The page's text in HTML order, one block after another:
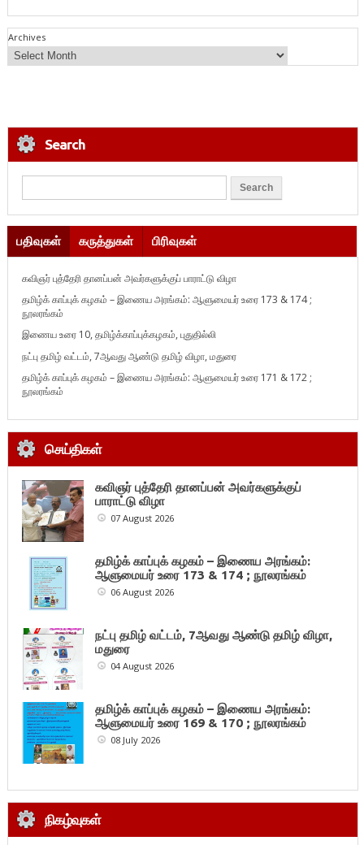
Archives
Search
பதிவுகள் கருத்துகள் பிரிவுகள்
கவிஞர் புத்தேரி தானப்பன் அவர்களுக்குப் பாராட்டு விழா
தமிழ்க் காப்புக் கழகம் – இணைய அரங்கம்: ஆளுமையர் உரை 173 & 174 ;
நூலரங்கம்
இணைய உரை 10, தமிழ்க்காப்புக்கழகம், புதுதில்லி
நட்பு தமிழ் வட்டம், 7ஆவது ஆண்டு தமிழ் விழா, மதுரை
தமிழ்க் காப்புக் கழகம் – இணைய அரங்கம்: ஆளுமையர் உரை 171 & 172 ;
நூலரங்கம்
செய்திகள்
கவிஞர் புத்தேரி தானப்பன் அவர்களுக்குப்
பாராட்டு விழா
07 August 2026
தமிழ்க் காப்புக் கழகம் – இணைய அரங்கம்:
ஆளுமையர் உரை 173 & 174 ; நூலரங்கம்
06 August 2026
நட்பு தமிழ் வட்டம், 7ஆவது ஆண்டு தமிழ் விழா,
மதுரை
04 August 2026
தமிழ்க் காப்புக் கழகம் – இணைய அரங்கம்:
ஆளுமையர் உரை 169 & 170 ; நூலரங்கம்
08 July 2026
நிகழ்வுகள்